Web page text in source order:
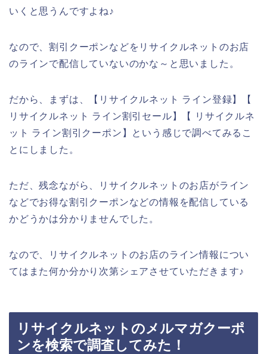
いくと思うんですよね♪
なので、割引クーポンなどをリサイクルネットのお店
のラインで配信していないのかな～と思いました。
だから、まずは、【リサイクルネット ライン登録】【
リサイクルネット ライン割引セール】【 リサイクルネ
ット ライン割引クーポン】という感じで調べてみるこ
とにしました。
ただ、残念ながら、リサイクルネットのお店がライン
などでお得な割引クーポンなどの情報を配信している
かどうかは分かりませんでした。
なので、リサイクルネットのお店のライン情報につい
てはまた何か分かり次第シェアさせていただきます♪
リサイクルネットのメルマガクーポ
ンを検索で調査してみた！